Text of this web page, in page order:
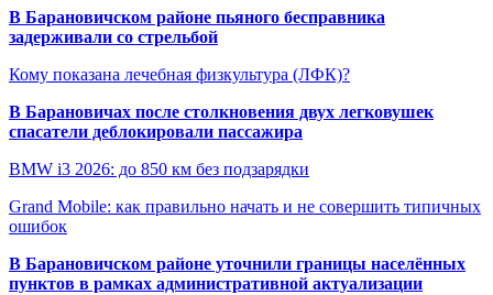
В Барановичском районе пьяного бесправника
задерживали со стрельбой
Кому показана лечебная физкультура (ЛФК)?
В Барановичах после столкновения двух легковушек
спасатели деблокировали пассажира
BMW i3 2026: до 850 км без подзарядки
Grand Mobile: как правильно начать и не совершить типичных
ошибок
В Барановичском районе уточнили границы населённых
пунктов в рамках административной актуализации